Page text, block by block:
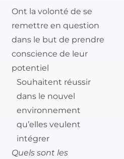
Ont la volonté de se
remettre en question
dans le but de prendre
conscience de leur
potentiel
Souhaitent réussir
dans le nouvel
environnement
qu’elles veulent
intégrer
Quels sont les